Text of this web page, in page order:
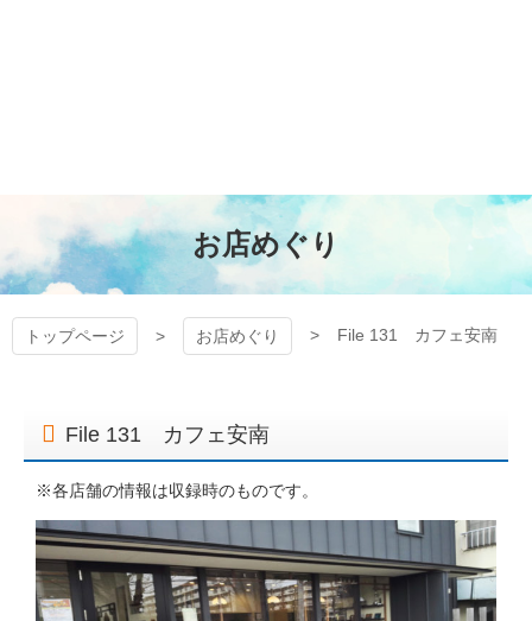
プ
お店めぐり
トップページ お店めぐり File 131 カフェ安南
File 131 カフェ安南
※各店舗の情報は収録時のものです。